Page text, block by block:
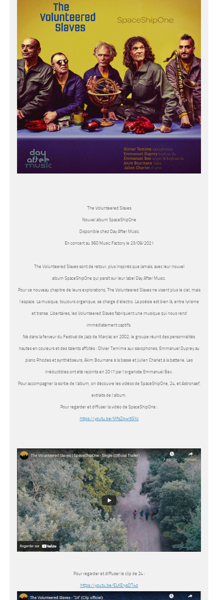
The Volunteered Slaves
Nouvel album SpaceShipOne
Disponible chez Day After Music
En concert au 360 Music Factory le 23/09/2021
The Volunteered Slavessont de retour, plus inspirés que jamais, avec leur nouvel
album SpaceShipOne qui paraît sur leur label Day After Music.
Pour ce nouveau chapitre de leurs explorations, The Volunteered Slavesne visent plus le ciel, mais
l’espace. La musique, toujours organique, se charge d’électro. La poésie est bien là, entre lyrisme
et transe. Libertaires, les Volunteered Slavesfabriquent une musique qui nous rend
immédiatement captifs.
Né dans la ferveur du Festival de Jazz de Marciac en 2002, le groupe réunit des personnalités
hautes en couleurs et des talents affûtés : Olivier Temime aux saxophones, Emmanuel Duprey au
piano Rhodes et synthétiseurs, Akim Bournane à la basse et Julien Charlet à la batterie. Les
irréductibles ont été rejoints en 2017 par l’organiste Emmanuel Bex.
Pour accompagner la sortie de l’album, on découvre les vidéos de SpaceShipOne, 24, et Astronaef,
extraits de l’album.
Pour regarder et diffuser la vidéo de SpaceShipOne :
https://youtu.be/MfsZqwi5SXc
Pour regarder et diffuser le clip de 24 :
https://youtu.be/ELKErysDT4o